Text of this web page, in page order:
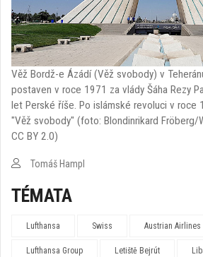
Věž Bordž-e Ázádí (Věž svobody) v
postaven v roce 1971 za vlády Šáha Rezy
let Perské říše. Po islámské revoluci v roce
"Věž svobody" (foto: Blondinrikard Fröberg/
CC BY 2.0)
Tomáš Hampl
TÉMATA
Lufthansa Swiss Austrian Airlines
Lufthansa Group Letiště Bejrút